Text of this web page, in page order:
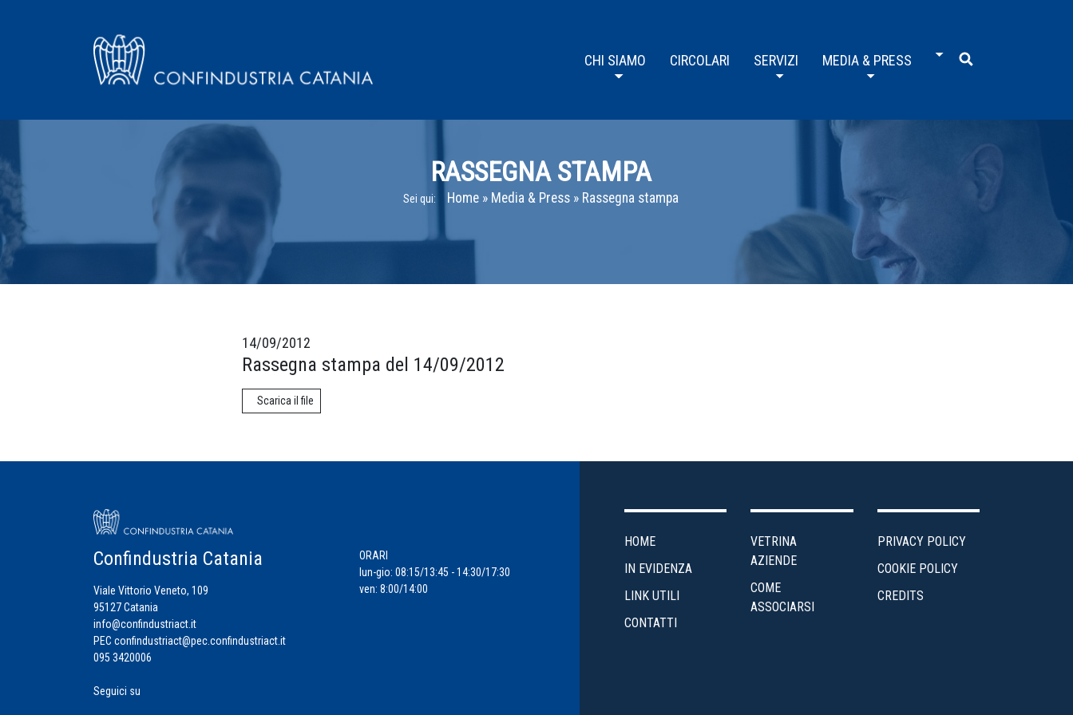
CHI SIAMO CIRCOLARI SERVIZI MEDIA & PRESS
RASSEGNA STAMPA
Sei qui: Home» Media & Press» Rassegna stampa
14/09/2012
Rassegna stampa del 14/09/2012
Scarica il file
Confindustria Catania
Viale Vittorio Veneto, 109
95127 Catania
info@confindustriact.it
PEC confindustriact@pec.confindustriact.it
095 3420006
ORARI
lun-gio: 08:15/13:45 - 14:30/17:30
ven: 8:00/14:00
Seguici su
HOME
IN EVIDENZA
LINK UTILI
CONTATTI
VETRINA
AZIENDE
COME
ASSOCIARSI
PRIVACY POLICY
COOKIE POLICY
CREDITS